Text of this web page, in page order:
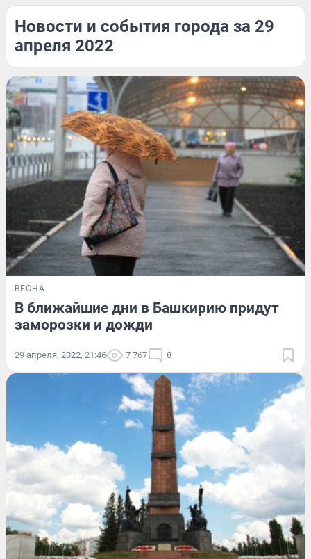
Новости и события города за 29
апреля 2022
ВЕСНА
В ближайшие дни в Башкирию придут
заморозки и дожди
29 апреля, 2022, 21:46 7 767 8